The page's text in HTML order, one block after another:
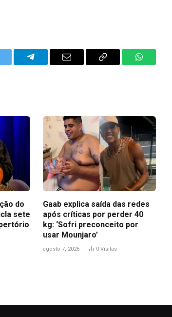
Telegram Email
Copy
WhatsApp
do
sete
Gaab explica saída das redes
após críticas por perder 40
kg: ‘Sofri preconceito por
usar Mounjaro’
agosto 7, 2026 0 Visitas